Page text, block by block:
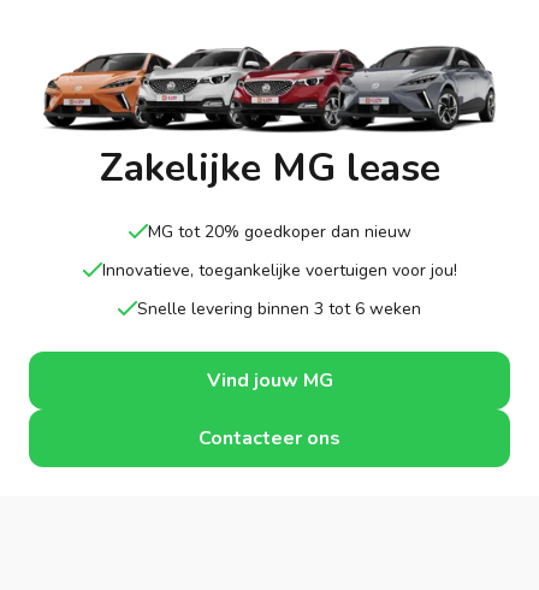
Zakelijke MG lease
MG tot 20% goedkoper dan nieuw
Innovatieve, toegankelijke voertuigen voor jou!
Snelle levering binnen 3 tot 6 weken
Vind jouw MG
Contacteer ons